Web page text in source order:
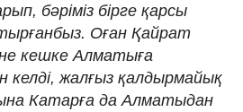
бәріміз бірге қарсы
Оған Қайрат
кешке Алматыға
жалғыз қалдырмайық
Катарға да Алматыдан